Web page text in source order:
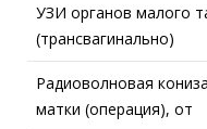
УЗИ органов малого
(трансвагинально)
Радиоволновая
матки (операция), от